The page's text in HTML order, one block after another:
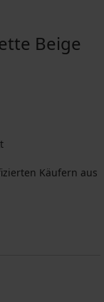
Beige
Käufern aus